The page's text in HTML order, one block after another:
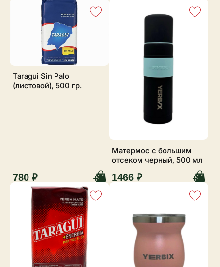
Taragui Sin Palo
(листовой), 500 гр.
780 ₽
Матермос с большим
отсеком черный, 500 мл
1466 ₽